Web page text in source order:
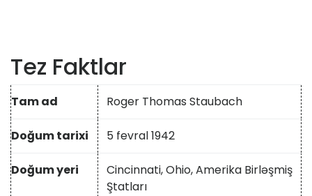
Tez Faktlar
Tam ad Roger Thomas Staubach
Doğum tarixi 5 fevral 1942
Doğum yeri
Cincinnati, Ohio, Amerika Birləşmiş
Ştatları